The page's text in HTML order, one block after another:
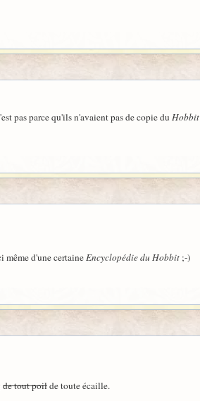
pas parce qu'ils n'avaient pas de copie du Hobbit
même d'une certaineEncyclopédie du Hobbit ;-)
de tout poilde toute écaille.